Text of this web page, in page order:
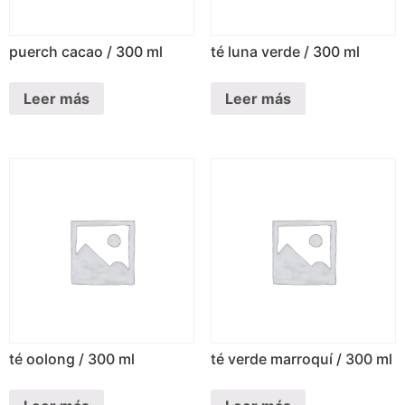
puerch cacao / 300 ml
Leer más
té luna verde / 300 ml
Leer más
té oolong / 300 ml té verde marroquí / 300 ml